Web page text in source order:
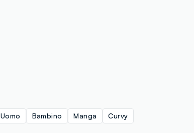
Uomo Bambino Manga Curvy